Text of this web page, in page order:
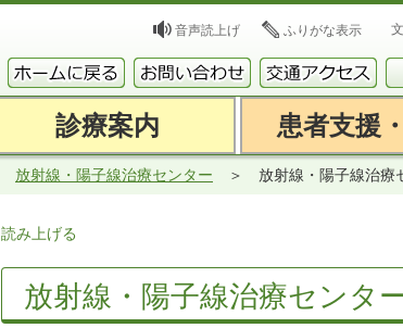
音声読上げ ふりがな表示
診療案内 患者支援
放射線・陽子線治療センター 放射線・陽子線治療
読み上げる
放射線・陽子線治療センタ